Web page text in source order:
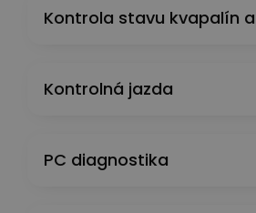
Kontrola stavu kvapalín
Kontrolná jazda
PC diagnostika